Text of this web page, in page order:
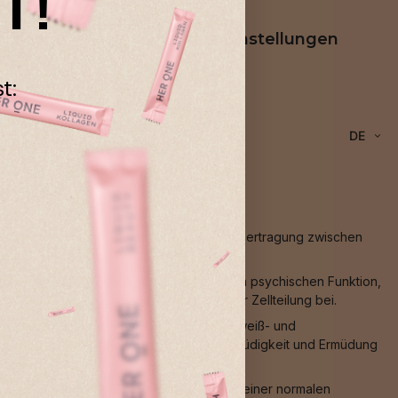
Cookie-Einstellungen
DE
zu einer normalen Signalübertragung zwischen
Stoffwechsel, zu einer normalen psychischen Funktion,
sowie zu einer Funktion bei der Zellteilung bei.
einem normalen Homocystein-, Eiweiß- und
zur Verringerung von Müdigkeit und Ermüdung
einem normalen Energiestoffwechsel, einer normalen